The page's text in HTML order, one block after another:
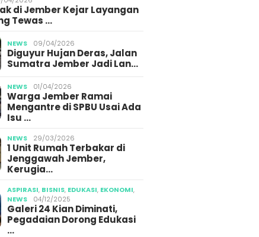
di Jember Kejar Layangan
Tewas …
NEWS 09/04/2026
Diguyur Hujan Deras, Jalan
Sumatra Jember Jadi Lan…
NEWS 01/04/2026
Warga Jember Ramai
Mengantre di SPBU Usai Ada
Isu …
NEWS 29/03/2026
1 Unit Rumah Terbakar di
Jenggawah Jember,
Kerugia…
ASPIRASI, BISNIS, EDUKASI, EKONOMI,
NEWS
04/12/2025
Galeri 24 Kian Diminati,
Pegadaian Dorong Edukasi
…